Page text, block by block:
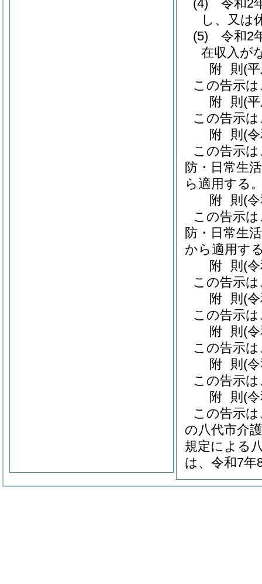
(4)
令和2
し、又は
(5)
令和2
在収入が
附 則 (
この告示
附 則 (
この告示
附 則 (
この告示
防・日常生
ら適用する
附 則 (
この告示
防・日常生
から適用す
附 則 (
この告示
附 則 (
この告示
附 則 (
この告示
附 則 (
この告示
附 則 (
この告示
の八代市介
規定による
は、令和7年